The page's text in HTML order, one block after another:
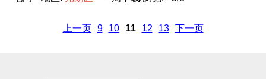
上一页 9 10 11 12 13 下一页